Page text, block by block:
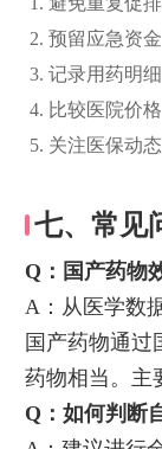
预留应急资
记录用药明
比较医院价
关注医保动
七、常见
Q：国产药物
A：从医学数
国产药物通过
药物相当。主
Q：如何判断